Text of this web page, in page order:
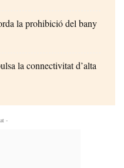
la prohibició del bany
la connectivitat d’alta
-